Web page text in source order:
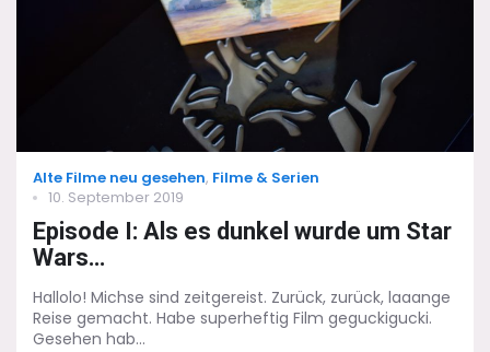
Categories
Alte Filme neu gesehen, Filme & Serien
Posted
on
10. September 2019
Episode I: Als es dunkel wurde um Star
Wars…
Hallolo! Michse sind zeitgereist. Zurück, zurück, laaange
Reise gemacht. Habe superheftig Film geguckigucki.
Gesehen hab...